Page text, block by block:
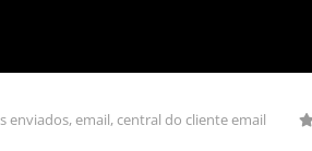
enviados, email, central do cliente email